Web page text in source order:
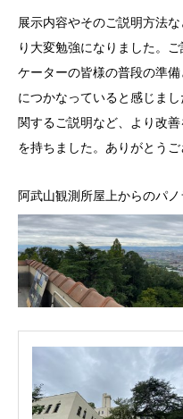
展示内容やそのご説明方法
り大変勉強になりました。
ケーターの皆様の普段の準
につかなっていると感じま
関するご説明など、より改
を持ちました。ありがとうご
阿武山観測所屋上からのパ